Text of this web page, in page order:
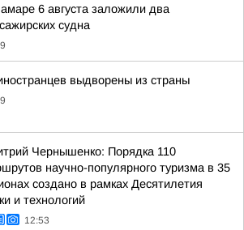
6 августа заложили два
судна
выдворены из страны
Чернышенко: Порядка 110
научно-популярного туризма в 35
создано в рамках Десятилетия
и технологий
12:53